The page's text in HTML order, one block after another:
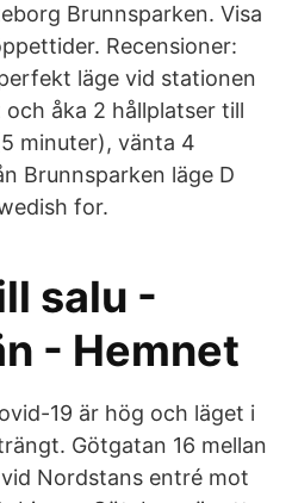
Brunnsparken. Visa
Recensioner:
läge vid stationen
åka 2 hållplatser till
minuter), vänta 4
Brunnsparken läge D
for.
salu -
- Hemnet
19 är hög och läget i
Götgatan 16 mellan
Nordstans entré mot